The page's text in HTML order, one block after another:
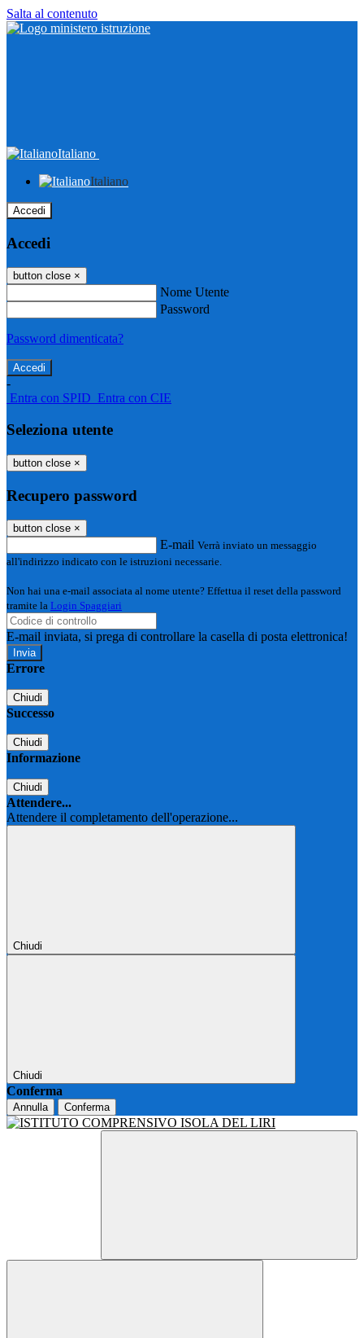
Salta al contenuto
Italiano
Italiano
Accedi
Accedi
button close ×
Nome Utente
Password
Password dimenticata?
-
Entra con SPID Entra con CIE
Seleziona utente
button close ×
Recupero password
button close ×
E-mail Verrà inviato un messaggio
all'indirizzo indicato con le istruzioni necessarie.
Non hai una e-mail associata al nome utente? Effettua il reset della password
tramite la Login Spaggiari
E-mail inviata, si prega di controllare la casella di posta elettronica!
Errore
Chiudi
Successo
Chiudi
Informazione
Chiudi
Attendere...
Attendere il completamento dell'operazione...
Chiudi
Chiudi
Conferma
Annulla Conferma